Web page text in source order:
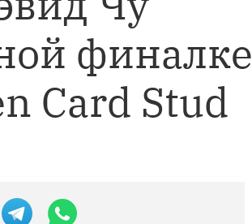
финалке
Card Stud